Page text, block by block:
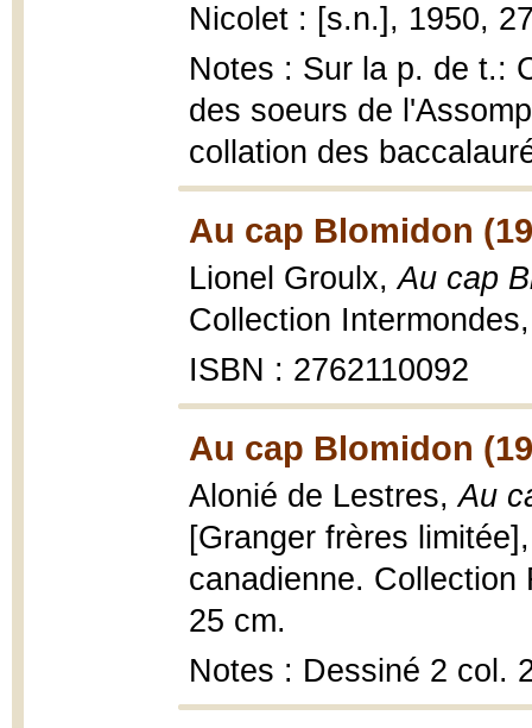
Nicolet : [s.n.], 1950,
Notes : Sur la p. de t.:
des soeurs de
collation des
Au cap Blomidon
Lionel Groulx,Au cap
Collection
ISBN : 2762110092
Au cap Blomidon
Alonié de Lestres,Au
[Granger frères
canadienne.
25 cm.
Notes : Dessiné 2 col.